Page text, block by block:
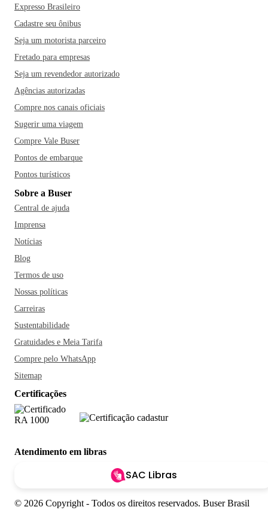
Expresso Brasileiro
Cadastre seu ônibus
Seja um motorista parceiro
Fretado para empresas
Seja um revendedor autorizado
Agências autorizadas
Compre nos canais oficiais
Sugerir uma viagem
Compre Vale Buser
Pontos de embarque
Pontos turísticos
Sobre a Buser
Central de ajuda
Imprensa
Notícias
Blog
Termos de uso
Nossas políticas
Carreiras
Sustentabilidade
Gratuidades e Meia Tarifa
Compre pelo WhatsApp
Sitemap
Certificações
Atendimento em libras
SAC Libras
© 2026 Copyright - Todos os direitos reservados. Buser Brasil